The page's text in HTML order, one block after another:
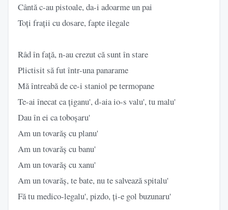
Cântă c-au pistoale, da-i adoarme un pai
Toți frații cu dosare, fapte ilegale
Râd în față, n-au crezut că sunt în stare
Plictisit să fut într-una panarame
Mă întreabă de ce-i staniol pe termopane
Te-ai înecat ca țiganu', d-aia io-s valu', tu malu'
Dau în ei ca toboșaru'
Am un tovarăș cu planu'
Am un tovarăș cu banu'
Am un tovarăș cu xanu'
Am un tovarăș, te bate, nu te salvează spitalu'
Fă tu medico-legalu', pizdo, ți-e gol buzunaru'